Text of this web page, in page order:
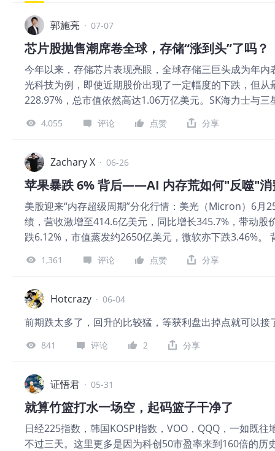
郭施亮 · 07-07
芯片股抛售潮席卷全球，存储“涨到头”了吗？
今年以来，存储芯片表现亮眼，全球存储三巨头成为年
光科技为例，即使近期股价出现了一定幅度的下跌，但
228.97%，总市值依然高达1.06万亿美元。SK海力士与
走势不仅深刻影响着韩国股市的走向，而且对美股、日
关的消息面比较多，也是对市场资金的风险偏好与回报
股市产生了一定的拖累影响。此外，SK海力士启动赴美
之后又一家大型企业启动IPO。 存储芯片巨头赴美上市
而言，刚刚承受了SpaceX的上市压力，如今又迎来了SK
年，或将迎来两大AI巨头的IPO。由此可见，2026年和
资金风险偏好产生出较大的影响。 在存储芯片股价下跌
估值大幅提升的因素有关，另一方面是作为科技七巨头
AI资本开支有逐渐减缓的趋势。假如未来有更多的科技
少AI资本开支力度，那么将会对算力芯片、存储芯片等
应正在逐渐减弱。 从三星电子的亮眼财报到SK海力士的
一系列现象背后，资金开始重新审视全球存储芯片业绩
属于
4,055 评论 点赞 分享
Zachary X · 06-26
苹果暴跌 6% 背后——AI 内存荒如何"反噬"消
美股迎来“内存超级周期”分化行情：美光（Micron）6月
绩，营收激增至414.6亿美元，同比增长345.7%，带动
跌6.12%，市值蒸发约2650亿美元，微软亦下跌3.46%。
（HBM）需求爆发，挤占了DRAM/NAND生产能力，使
费电子巨头面临成本猛增，不得不上调MacBook、iPad
应投资建议。 成本传导链分析 AI算力需求的爆发使HBM
发，DRAM价格同比涨幅已超170%，DDR5现货价较去
至2026年上半年，DRAM价格已较去年底翻了近4倍。
用企业不得不将高昂成本转嫁给用户，使消费市场承压
本压力，苹果率先对MacBook和iPad提价，而暂缓
512GB价格从1099美元涨至1299美元，MacBook Pro
则从599美元涨到749美元；同期iPhone价格暂保持不变
慎。 主要原因包括：首先，MacBook和iPad本身
1,361 评论 点赞 分享
Hotcrazy · 06-04
前期跌太多了，回升的比较猛，等获利盘出掉点就可以接
841 评论 2 分享
证悟君 · 05-31
就算竹篮打水一场空，起码篮子干净了
日经225指数，韩国KOSPI指数，VOO，QQQ，一如既
不过三天。这里更多是因为科创50市盈率来到160倍的